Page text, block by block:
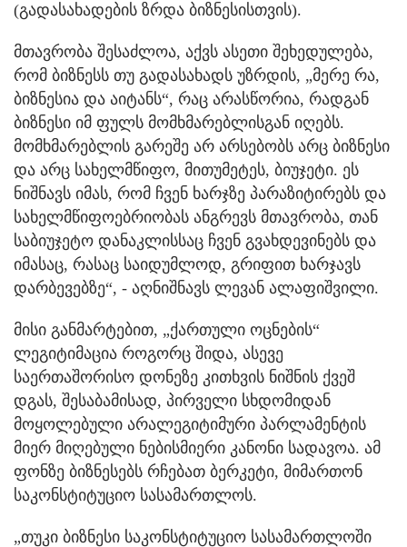
(გადასახადების ზრდა ბიზნესისთვის).
მთავრობა შესაძლოა, აქვს ასეთი შეხედულება,
რომ ბიზნესს თუ გადასახადს უზრდის, „მერე რა,
ბიზნესია და აიტანს“, რაც არასწორია, რადგან
ბიზნესი იმ ფულს მომხმარებლისგან იღებს.
მომხმარებლის გარეშე არ არსებობს არც ბიზნესი
და არც სახელმწიფო, მითუმეტეს, ბიუჯეტი. ეს
ნიშნავს იმას, რომ ჩვენ ხარჯზე პარაზიტირებს და
სახელმწიფოებრიობას ანგრევს მთავრობა, თან
საბიუჯეტო დანაკლისსაც ჩვენ გვახდევინებს და
იმასაც, რასაც საიდუმლოდ, გრიფით ხარჯავს
დარბევებზე“, - აღნიშნავს ლევან ალაფიშვილი.
მისი განმარტებით, „ქართული ოცნების“
ლეგიტიმაცია როგორც შიდა, ასევე
საერთაშორისო დონეზე კითხვის ნიშნის ქვეშ
დგას, შესაბამისად, პირველი სხდომიდან
მოყოლებული არალეგიტიმური პარლამენტის
მიერ მიღებული ნებისმიერი კანონი სადავოა. ამ
ფონზე ბიზნესებს რჩებათ ბერკეტი, მიმართონ
საკონსტიტუციო სასამართლოს.
„თუკი ბიზნესი საკონსტიტუციო სასამართლოში